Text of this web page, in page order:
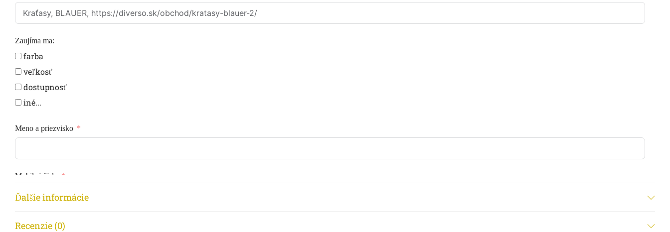
Zaujíma ma:
farba
veľkosť
dostupnosť
iné...
Meno a priezvisko
Mobilné číslo
Email
Ďalšie informácie
Recenzie (0)